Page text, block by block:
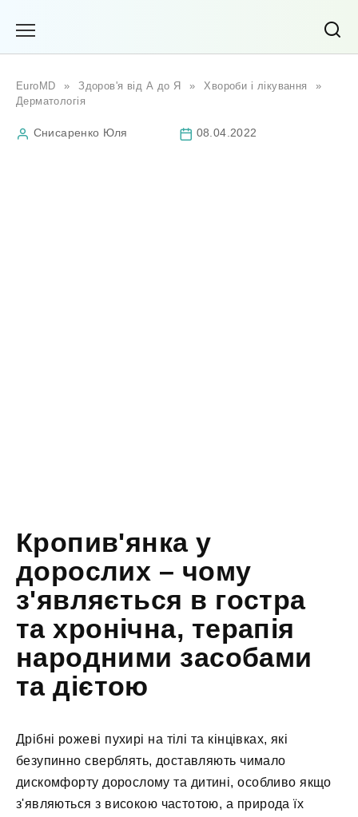
EuroMD » Здоров'я від А до Я » Хвороби і лікування
»
Дерматологія
Снисаренко Юля 08.04.2022
Кропив'янка у
дорослих – чому
з'являється в гостра
та хронічна, терапія
народними засобами
та дієтою
Дрібні рожеві пухирі на тілі та кінцівках, які
безупинно сверблять, доставляють чимало
дискомфорту дорослому та дитині, особливо якщо
з'являються з високою частотою, а природа їх